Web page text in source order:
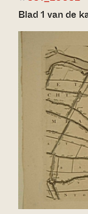
Blad 1 van de